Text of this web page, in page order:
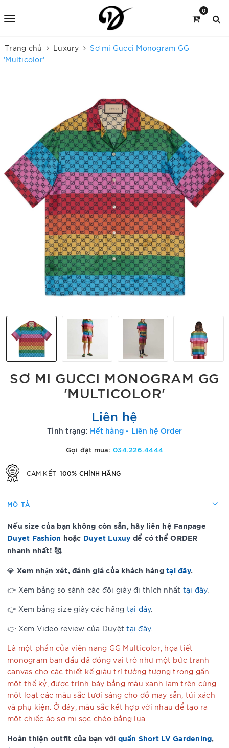
0
Trang chủ Luxury
Sơ mi Gucci Monogram GG
'Multicolor'
SƠ MI GUCCI MONOGRAM GG
'MULTICOLOR'
Liên hệ
Tình trạng: Hết hàng - Liên hệ Order
Gọi đặt mua:034.226.4444
CAM KẾT 100% CHÍNH HÃNG
MÔ TẢ
Nếu size của bạn không còn sẵn, hãy liên hệ Fanpage
Duyet Fashion hoặc Duyet Luxuy để có thể ORDER
nhanh nhất! 🥰
💎 Xem nhận xét, đánh giá của khách hàng tại đây.
👉 Xem bảng so sánh các đôi giày đi thích nhất tại đây.
👉 Xem bảng size giày các hãng tại đây.
👉 Xem Video review của Duyệttại đây.
Là một phần của viên nang GG Multicolor, họa tiết
monogram ban đầu đã đóng vai trò như một bức tranh
canvas cho các thiết kế giàu trí tưởng tượng trong gần
một thế kỷ, được trình bày bằng màu xanh lam trên cùng
một loạt các màu sắc tươi sáng cho đồ may sẵn, túi xách
và phụ kiện. Ở đây, màu sắc kết hợp với nhau để tạo ra
một chiếc áo sơ mi sọc chéo bằng lụa.
Hoàn thiện outfit của bạn với quần Short LV Gardening,